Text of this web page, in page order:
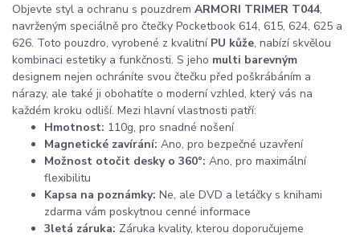
Objevte styl a ochranu s pouzdrem ARMORI TRIMER T044,
navrženým speciálně pro čtečky Pocketbook 614, 615, 624, 625 a
626. Toto pouzdro, vyrobené z kvalitní PU kůže, nabízí skvělou
kombinaci estetiky a funkčnosti. S jeho multi barevným
designem nejen ochráníte svou čtečku před poškrábáním a
nárazy, ale také ji obohatíte o moderní vzhled, který vás na
každém kroku odliší. Mezi hlavní vlastnosti patří:
Hmotnost: 110g, pro snadné nošení
Magnetické zavírání: Ano, pro bezpečné uzavření
Možnost otočit desky o 360°: Ano, pro maximální
flexibilitu
Kapsa na poznámky: Ne, ale DVD a letáčky s knihami
zdarma vám poskytnou cenné informace
3letá záruka: Záruka kvality, kterou doporučujeme